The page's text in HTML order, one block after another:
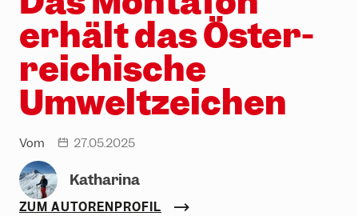
Erlebniswelten
Trailrunning
Ski & Snowboard
Rodeln
Partnerhotels
Gruppenevents & Veranstaltungen
Karriere
erhält das Öster­
reichische
Umwelt­zeichen
Vom date27.05.2025
Katharina
ZUM AUTORENPROFIL